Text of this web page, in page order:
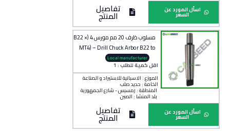
اسأل المورد عن
السعر تفاصيل
المنتج
مسلوب ظرف 20 مم مورس 4 (B22 ×
MT4) – Drill Chuck Arbor B22 to
MT4
Local manufacturer
اقل كمية للطلب : 1
الموزع : الاسبانية للاستيراد و الصناعة
الخامة : حديد صلب
المنطقة : رمسيس - شارع الجمهورية
بلد المنشأ :الصين
اسأل المورد عن
السعر تفاصيل
المنتج